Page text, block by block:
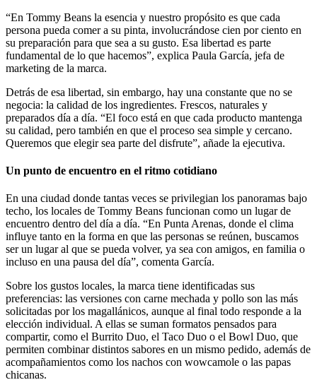
“En Tommy Beans la esencia y nuestro propósito es que cada
persona pueda comer a su pinta, involucrándose cien por ciento en
su preparación para que sea a su gusto. Esa libertad es parte
fundamental de lo que hacemos”, explica Paula García, jefa de
marketing de la marca.
Detrás de esa libertad, sin embargo, hay una constante que no se
negocia: la calidad de los ingredientes. Frescos, naturales y
preparados día a día. “El foco está en que cada producto mantenga
su calidad, pero también en que el proceso sea simple y cercano.
Queremos que elegir sea parte del disfrute”, añade la ejecutiva.
Un punto de encuentro en el ritmo cotidiano
En una ciudad donde tantas veces se privilegian los panoramas bajo
techo, los locales de Tommy Beans funcionan como un lugar de
encuentro dentro del día a día. “En Punta Arenas, donde el clima
influye tanto en la forma en que las personas se reúnen, buscamos
ser un lugar al que se pueda volver, ya sea con amigos, en familia o
incluso en una pausa del día”, comenta García.
Sobre los gustos locales, la marca tiene identificadas sus
preferencias: las versiones con carne mechada y pollo son las más
solicitadas por los magallánicos, aunque al final todo responde a la
elección individual. A ellas se suman formatos pensados para
compartir, como el Burrito Duo, el Taco Duo o el Bowl Duo, que
permiten combinar distintos sabores en un mismo pedido, además de
acompañamientos como los nachos con wowcamole o las papas
chicanas.